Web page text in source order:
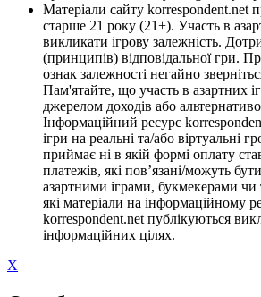
Матеріали сайту korrespondent.net
старше 21 року (21+). Участь в
викликати ігрову залежність.
(принципів) відповідальної гри.
ознак залежності негайно
Пам'ятайте, що участь в азартних
джерелом доходів або
Інформаційний ресурс
ігри на реальні та/або віртуальні
приймає ні в якій формі оплату
платежів, які пов’язані/можуть
азартними іграми, букмекерами чи
які матеріали на інформаційному
korrespondent.net публікуються
інформаційних цілях.
X